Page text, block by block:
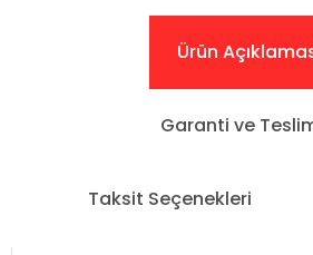
Ürün
Garanti ve
Taksit Seçenekleri